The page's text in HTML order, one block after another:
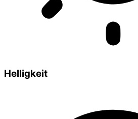
Helligkeit